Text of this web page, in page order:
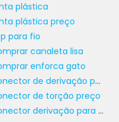
em constante
empresas
infraestruturas de
novos níveis de
recorte aberto
mais simples,
se adaptem
exigências do
plástica
plástica preço
para fio
canaleta lisa
enforca gato
Conector de derivação perfurante
de torção preço
Conector derivação para fios